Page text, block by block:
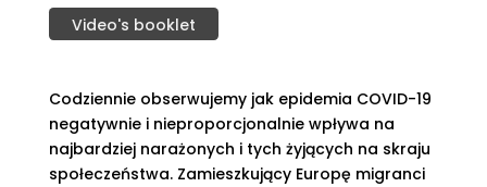
Video's booklet
Codziennie obserwujemy jak epidemia COVID-19
negatywnie i nieproporcjonalnie wpływa na
najbardziej narażonych i tych żyjących na skraju
społeczeństwa. Zamieszkujący Europę migranci